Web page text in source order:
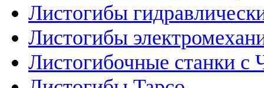
Листогибы
Листогибы
Листогибочные станки